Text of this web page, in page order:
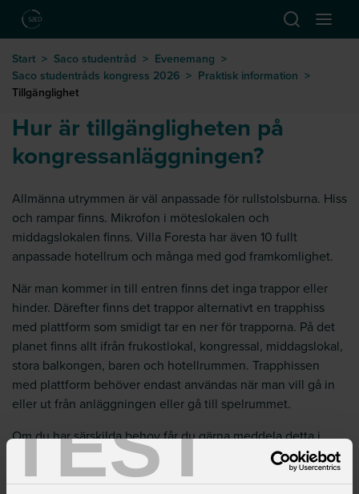
TEST
Hoppa till huvudinnehåll Öppna
Start > Saco studentråd > Evenemang >
Saco studentråds kongress 2026 > Praktisk information >
Tillgänglighet
Hur är tillgängligheten på
kongressanläggningen?
Allmänna utrymmen är väl anpassade för rullstolsburna. Hiss
och rampar finns. Mikrofon i möteslokalen och
middagslokalen finns. Villa Foresta har även 10 fullt
anpassade hotellrum och många med god framkomlighet.
När man kommer in till entren finns det inga trappor eller
hinder. Därefter finns det trappor alternativt en trapphiss
med plattform som smidigt tar en ner för trapporna. På det
planet finns allt ifrån frukostlokal, kongressal, middagslokal,
stora balkongen, baren och hotellrummen. Trapphissen
med plattform behöver endast användas när man vill gå in
eller ut från anläggningen eller gå till spelrummet.
Om du har särskilda behov får du gärna meddela detta i
anmälan så att vi är medvetna om detta.